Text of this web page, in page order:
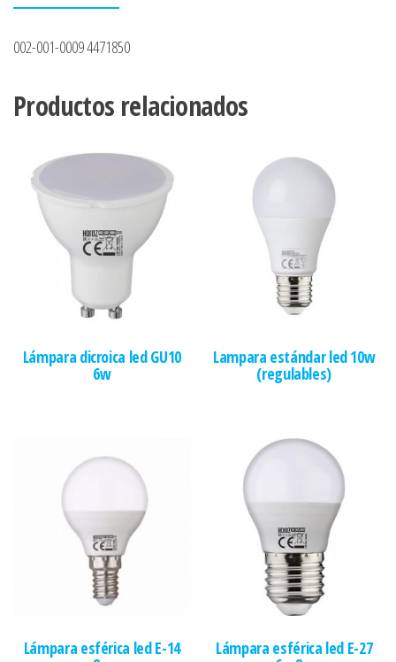
002-001-0009 4471850
Productos relacionados
Lámpara dicroica led GU10
6w
Lampara estándar led 10w
(regulables)
Lámpara esférica led E-14 Lámpara esférica led E-27